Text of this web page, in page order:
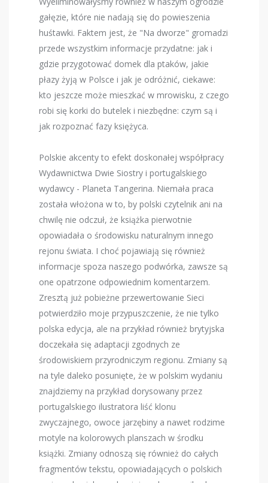
gałęzie, które nie nadają się do powieszenia
huśtawki. Faktem jest, że "Na dworze" gromadzi
przede wszystkim informacje przydatne: jak i
gdzie przygotować domek dla ptaków, jakie
płazy żyją w Polsce i jak je odróżnić, ciekawe:
kto jeszcze może mieszkać w mrowisku, z czego
robi się korki do butelek i niezbędne: czym są i
jak rozpoznać fazy księżyca.
Polskie akcenty to efekt doskonałej współpracy
Wydawnictwa Dwie Siostry i portugalskiego
wydawcy - Planeta Tangerina. Niemała praca
została włożona w to, by polski czytelnik ani na
chwilę nie odczuł, że książka pierwotnie
opowiadała o środowisku naturalnym innego
rejonu świata. I choć pojawiają się również
informacje spoza naszego podwórka, zawsze są
one opatrzone odpowiednim komentarzem.
Zresztą już pobieżne przewertowanie Sieci
potwierdziło moje przypuszczenie, że nie tylko
polska edycja, ale na przykład również brytyjska
doczekała się adaptacji zgodnych ze
środowiskiem przyrodniczym regionu. Zmiany są
na tyle daleko posunięte, że w polskim wydaniu
znajdziemy na przykład dorysowany przez
portugalskiego ilustratora liść klonu
zwyczajnego, owoce jarzębiny a nawet rodzime
motyle na kolorowych planszach w środku
książki. Zmiany odnoszą się również do całych
fragmentów tekstu, opowiadających o polskich